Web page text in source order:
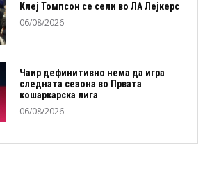
Клеј Томпсон се сели во ЛА Лејкерс
06/08/2026
Чаир дефинитивно нема да игра
следната сезона во Првата
кошаркарска лига
06/08/2026